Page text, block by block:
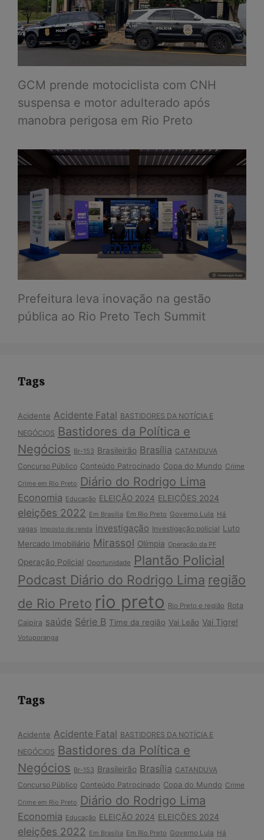
GCM prende motociclista com CNH
suspensa e motor adulterado após
manobra perigosa em Rio Preto
Prefeitura leva inovação na gestão
pública ao Rio Preto Tech Summit
Tags
Acidente Acidente Fatal BASTIDORES DA NOTÍCIA E
NEGÓCIOS Bastidores da Política e
Negócios Br-153 Brasileirão Brasília CATANDUVA
Concurso Público Conteúdo Patrocinado Copa do Mundo Crime
Crime em Rio Preto Diário do Rodrigo Lima
Economia Educação ELEIÇÃO 2024 ELEIÇÕES 2024
eleições 2022 Em Brasília Em Rio Preto Governo Lula Há
vagas Imposto de renda investigação Investigação policial Luto
Mercado Imobiliário Mirassol Olímpia Operação da PF
Operação Policial Oportunidade Plantão Policial
Podcast Diário do Rodrigo Lima região
de Rio Preto rio preto Rio Preto e região Rota
Caipira saúde Série B Time da região Vai Leão Vai Tigre!
Votuporanga
Tags
Acidente Acidente Fatal BASTIDORES DA NOTÍCIA E
NEGÓCIOS Bastidores da Política e
Negócios Br-153 Brasileirão Brasília CATANDUVA
Concurso Público Conteúdo Patrocinado Copa do Mundo Crime
Crime em Rio Preto Diário do Rodrigo Lima
Economia Educação ELEIÇÃO 2024 ELEIÇÕES 2024
eleições 2022 Em Brasília Em Rio Preto Governo Lula Há